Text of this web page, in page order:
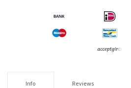
Info Reviews